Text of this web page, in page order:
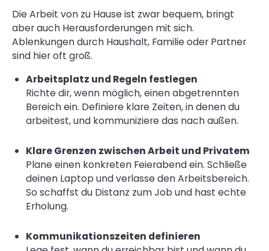
Die Arbeit von zu Hause ist zwar bequem, bringt
aber auch Herausforderungen mit sich.
Ablenkungen durch Haushalt, Familie oder Partner
sind hier oft groß.
Arbeitsplatz und Regeln festlegen
Richte dir, wenn möglich, einen abgetrennten
Bereich ein. Definiere klare Zeiten, in denen du
arbeitest, und kommuniziere das nach außen.
Klare Grenzen zwischen Arbeit und Privatem
Plane einen konkreten Feierabend ein. Schließe
deinen Laptop und verlasse den Arbeitsbereich.
So schaffst du Distanz zum Job und hast echte
Erholung.
Kommunikationszeiten definieren